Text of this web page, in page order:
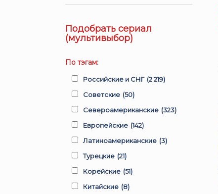
Подобрать сериал
(мультивыбор)
По тэгам:
Российские и СНГ (2 219)
Советские (50)
Североамериканские (323)
Европейские (142)
Латиноамериканские (3)
Турецкие (21)
Корейские (51)
Китайские (8)